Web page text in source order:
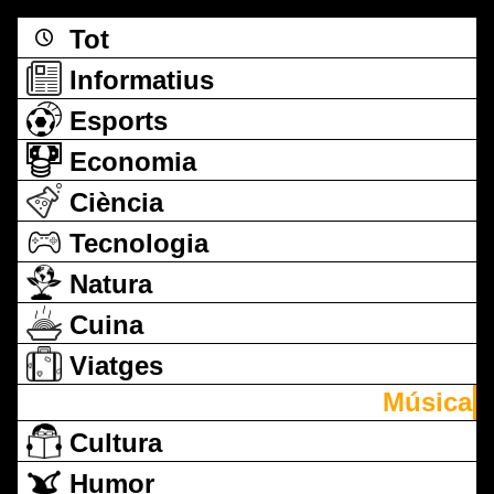
Tot
Informatius
Esports
Economia
Ciència
Tecnologia
Natura
Cuina
Viatges
Música
Cultura
Humor